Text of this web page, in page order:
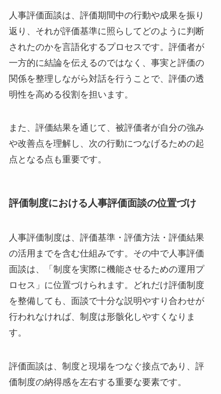
人事評価面談は、評価期間中の行動や成果を振り
返り、それが評価基準に照らしてどのように判断
されたのかを言語化するプロセスです。評価者が
一方的に結論を伝えるのではなく、事実と評価の
関係を整理しながら対話を行うことで、評価の透
明性を高める役割を担います。
また、評価結果を通じて、被評価者が自分の強み
や改善点を理解し、次の行動につなげるための起
点となる点も重要です。
評価制度における人事評価面談の位置づけ
人事評価制度は、評価基準・評価方法・評価結果
の活用までを含む仕組みです。その中で人事評価
面談は、「制度を実際に機能させるための運用プ
ロセス」に位置づけられます。どれだけ評価制度
を整備しても、面談で十分な説明やすり合わせが
行われなければ、制度は形骸化しやすくなりま
す。
評価面談は、制度と現場をつなぐ接点であり、評
価制度の納得感を左右する重要な要素です。